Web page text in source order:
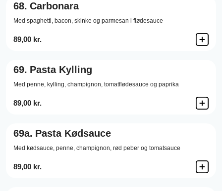
68. Carbonara
Med spaghetti, bacon, skinke og parmesan i flødesauce
89,00 kr.
69. Pasta Kylling
Med penne, kylling, champignon, tomatflødesauce og paprika
89,00 kr.
69a. Pasta Kødsauce
Med kødsauce, penne, champignon, rød peber og tomatsauce
89,00 kr.